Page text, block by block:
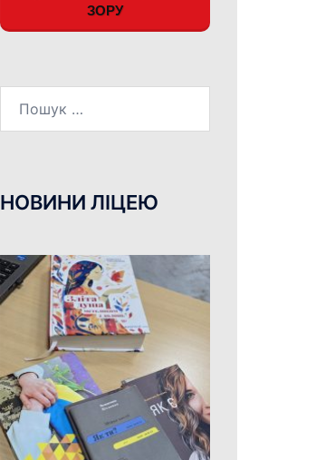
ЗОРУ
НОВИНИ ЛІЦЕЮ